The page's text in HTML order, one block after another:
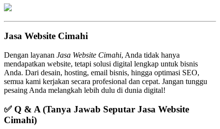
Jasa Website Cimahi
Dengan layanan Jasa Website Cimahi, Anda tidak hanya
mendapatkan website, tetapi solusi digital lengkap untuk bisnis
Anda. Dari desain, hosting, email bisnis, hingga optimasi SEO,
semua kami kerjakan secara profesional dan cepat. Jangan tunggu
pesaing Anda melangkah lebih dulu di dunia digital!
✅ Q & A (Tanya Jawab Seputar Jasa Website
Cimahi)